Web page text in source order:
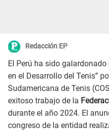
Redacción EP
El Perú ha sido
en el Desarrollo del Tenis”
Sudamericana de Tenis
exitoso trabajo de la
durante el año 2024. El
congreso de la entidad